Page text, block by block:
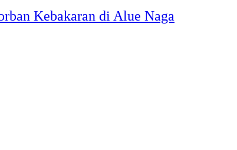
Kebakaran di Alue Naga